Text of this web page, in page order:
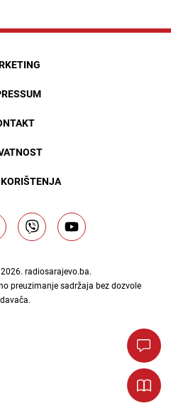
radiosarajevo.ba.
preuzimanje sadržaja bez dozvole